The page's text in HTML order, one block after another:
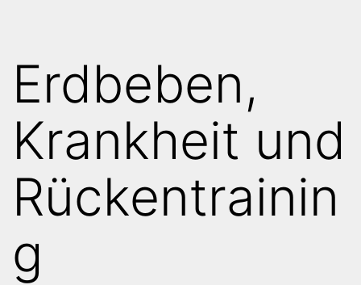
Erdbeben,
Krankheit und
Rückentrainin
g